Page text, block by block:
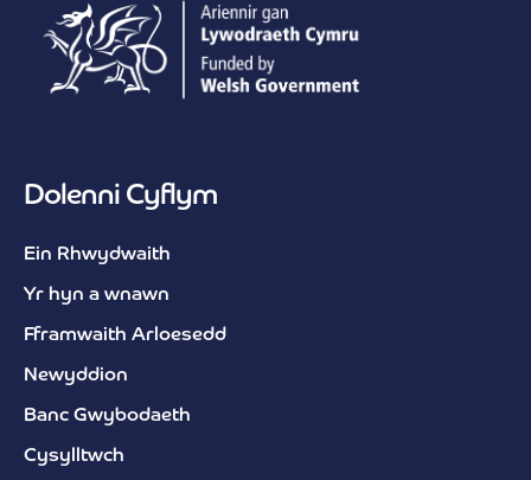
Dolenni Cyflym
Ein Rhwydwaith
Yr hyn a wnawn
Fframwaith Arloesedd
Newyddion
Banc Gwybodaeth
Cysylltwch